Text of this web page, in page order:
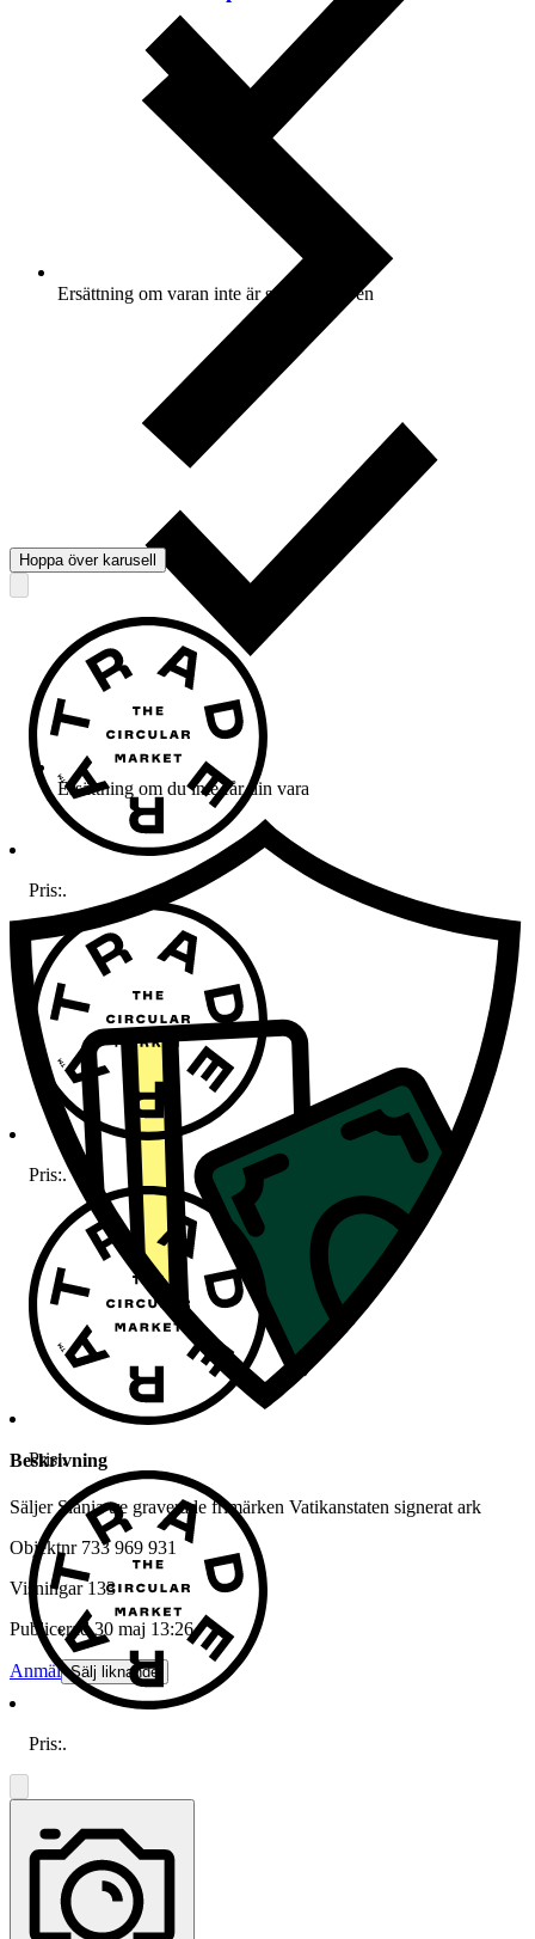
Ersättning om varan inte är som beskriven
Ersättning om du inte får din vara
Beskrivning
Säljer Slania tre graverade frimärken Vatikanstaten signerat ark
Objektnr 733 969 931
Visningar 133
Publicerad 30 maj 13:26
Anmäl Sälj liknande
Hoppa över karusell
Pris:.
Pris:.
Pris:.
Pris:.